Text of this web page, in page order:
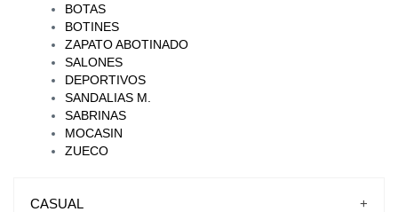
BOTAS
BOTINES
ZAPATO ABOTINADO
SALONES
DEPORTIVOS
SANDALIAS M.
SABRINAS
MOCASIN
ZUECO
CASUAL +